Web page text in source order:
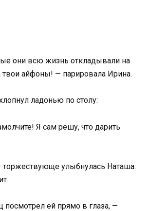
они всю жизнь откладывали на
твои айфоны! — парировала Ирина.
ладонью по столу:
Я сам решу, что дарить
улыбнулась Наташа.
посмотрел ей прямо в глаза, —